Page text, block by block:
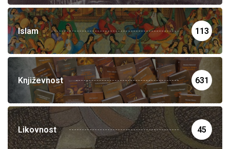
Islam 113
Književnost 631
Likovnost 45